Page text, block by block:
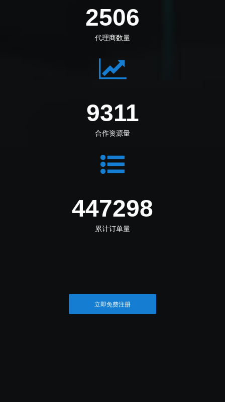
2795
代理商数量
10386
合作资源量
498909
累计订单量
立即免费注册